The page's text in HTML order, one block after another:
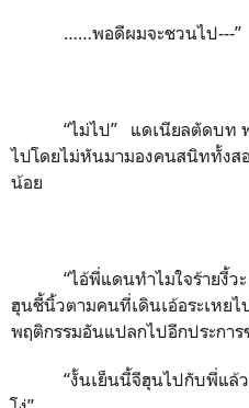
……พอดีผมจะชวนไป---”
“ไม่ไป” แดเนียลตัดบท พร้
ไปโดยไม่หันมามองคนสนิททั้งส
น้อย
“ไอ้พี่แดนทำไมใจร้ายงี้วะ
ฮุนชี้นิ้วตามคนที่เดินเอ้อระเหย
พฤติกรรมอันแปลกไปอีกประกา
“งั้นเย็นนี้จีฮุนไปกับพี่แล้